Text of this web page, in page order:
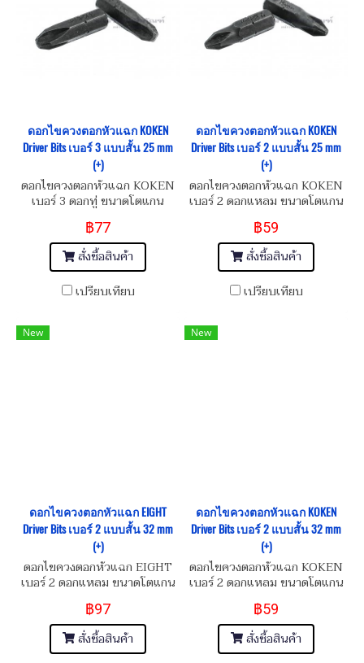
ดอกไขควงตอกหัวแฉก KOKEN
Driver Bits เบอร์ 3 แบบสั้น 25 mm
(+)
ดอกไขควงตอกหัวแฉก KOKEN
เบอร์ 3 ดอกทู่ ขนาดโตแกน
1/4" (6 mm) ยาว 25 mm
Attack Driver Bits
฿77
สั่งซื้อสินค้า
เปรียบเทียบ
ดอกไขควงตอกหัวแฉก KOKEN
Driver Bits เบอร์ 2 แบบสั้น 25 mm
(+)
ดอกไขควงตอกหัวแฉก KOKEN
เบอร์ 2 ดอกแหลม ขนาดโตแกน
1/4" (6 mm) ยาว 25 mm
Attack Driver Bits
฿59
สั่งซื้อสินค้า
เปรียบเทียบ
New
ดอกไขควงตอกหัวแฉก EIGHT
Driver Bits เบอร์ 2 แบบสั้น 32 mm
(+)
ดอกไขควงตอกหัวแฉก EIGHT
เบอร์ 2 ดอกแหลม ขนาดโตแกน
5/16" (8 mm) ยาว 32 mm
Attack Driver Bits
฿97
สั่งซื้อสินค้า
New
ดอกไขควงตอกหัวแฉก KOKEN
Driver Bits เบอร์ 2 แบบสั้น 32 mm
(+)
ดอกไขควงตอกหัวแฉก KOKEN
เบอร์ 2 ดอกแหลม ขนาดโตแกน
5/16" (8 mm) ยาว 32 mm
Attack Driver Bits
฿59
สั่งซื้อสินค้า